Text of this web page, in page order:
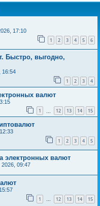
17:10
1 2 3 4 5 6
Быстро, выгодно,
16:54
1 2 3 4
валют
1 12 13 14 15
1 2 3 4 5
электронных валют
2026, 09:47
1 … 12 13 14 15